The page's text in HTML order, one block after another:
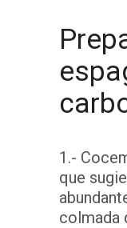
1.-
que
colmada